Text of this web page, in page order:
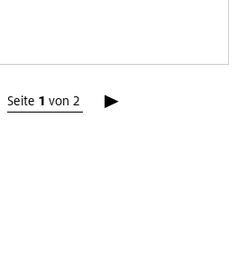
Seite 1 von 2
Seite 1